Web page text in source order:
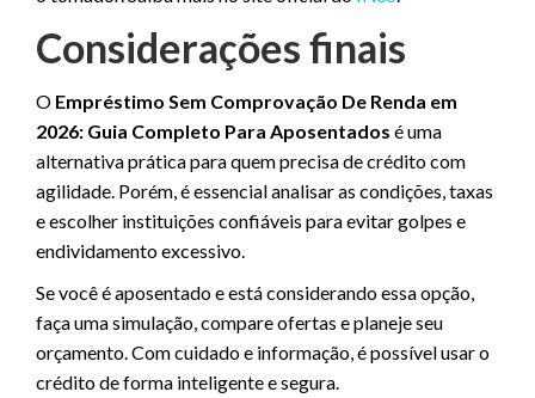
Considerações finais
O Empréstimo Sem Comprovação De Renda em
2026: Guia Completo Para Aposentados é uma
alternativa prática para quem precisa de crédito com
agilidade. Porém, é essencial analisar as condições, taxas
e escolher instituições confiáveis para evitar golpes e
endividamento excessivo.
Se você é aposentado e está considerando essa opção,
faça uma simulação, compare ofertas e planeje seu
orçamento. Com cuidado e informação, é possível usar o
crédito de forma inteligente e segura.